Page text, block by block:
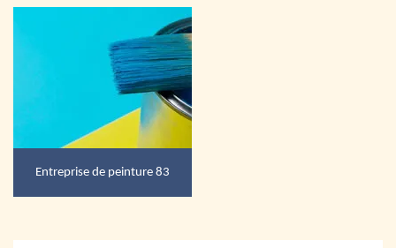
Entreprise de peinture 83